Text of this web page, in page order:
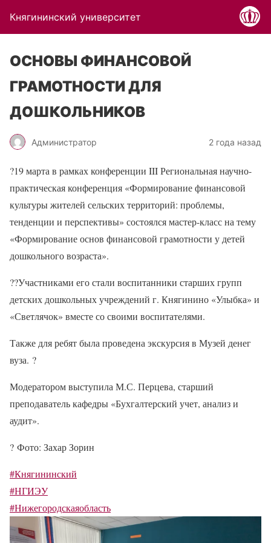
Княгининский университет
ОСНОВЫ ФИНАНСОВОЙ
ГРАМОТНОСТИ ДЛЯ
ДОШКОЛЬНИКОВ
Администратор 2 года назад
?19 марта в рамках конференции III Региональная научно-
практическая конференция «Формирование финансовой
культуры жителей сельских территорий: проблемы,
тенденции и перспективы» состоялся мастер-класс на тему
«Формирование основ финансовой грамотности у детей
дошкольного возраста».
??Участниками его стали воспитанники старших групп
детских дошкольных учреждений г. Княгинино «Улыбка» и
«Светлячок» вместе со своими воспитателями.
Также для ребят была проведена экскурсия в Музей денег
вуза. ?
Модератором выступила М.С. Перцева, старший
преподаватель кафедры «Бухгалтерский учет, анализ и
аудит».
? Фото: Захар Зорин
#Княгининский
#НГИЭУ
#Нижегородскаяобласть